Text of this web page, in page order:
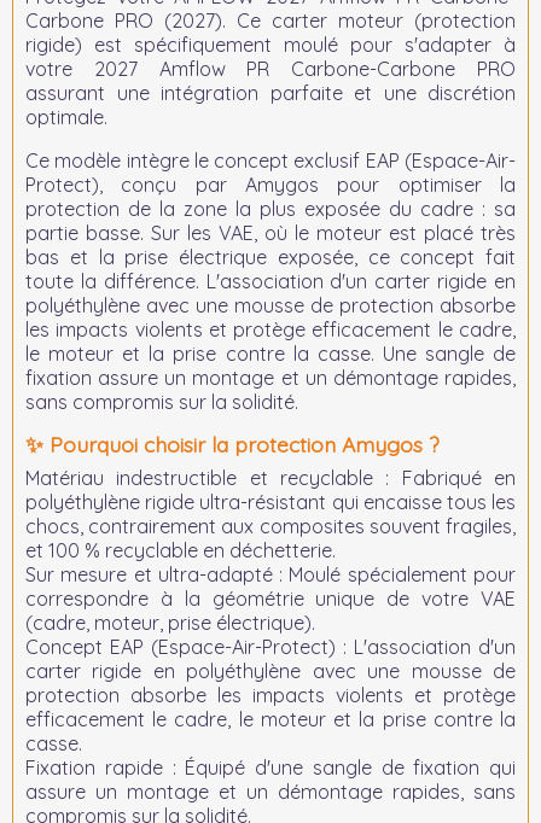
Carbone PRO (2027). Ce carter moteur (protection
rigide) est spécifiquement moulé pour s'adapter à
votre 2027 Amflow PR Carbone-Carbone PRO
assurant une intégration parfaite et une discrétion
optimale.
Ce modèle intègre le concept exclusif EAP (Espace-Air-
Protect), conçu par Amygos pour optimiser la
protection de la zone la plus exposée du cadre : sa
partie basse. Sur les VAE, où le moteur est placé très
bas et la prise électrique exposée, ce concept fait
toute la différence. L'association d'un carter rigide en
polyéthylène avec une mousse de protection absorbe
les impacts violents et protège efficacement le cadre,
le moteur et la prise contre la casse. Une sangle de
fixation assure un montage et un démontage rapides,
sans compromis sur la solidité.
✨ Pourquoi choisir la protection Amygos ?
Matériau indestructible et recyclable : Fabriqué en
polyéthylène rigide ultra-résistant qui encaisse tous les
chocs, contrairement aux composites souvent fragiles,
et 100 % recyclable en déchetterie.
Sur mesure et ultra-adapté : Moulé spécialement pour
correspondre à la géométrie unique de votre VAE
(cadre, moteur, prise électrique).
Concept EAP (Espace-Air-Protect) : L'association d'un
carter rigide en polyéthylène avec une mousse de
protection absorbe les impacts violents et protège
efficacement le cadre, le moteur et la prise contre la
casse.
Fixation rapide : Équipé d'une sangle de fixation qui
assure un montage et un démontage rapides, sans
compromis sur la solidité.